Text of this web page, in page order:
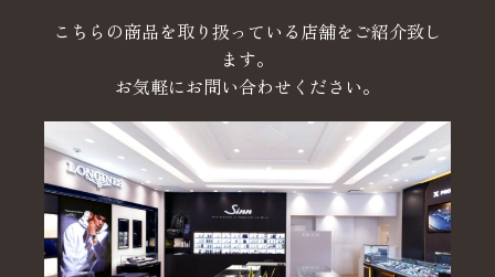
こちらの商品を取り扱っている店舗をご紹介致し
ます。
お気軽にお問い合わせください。